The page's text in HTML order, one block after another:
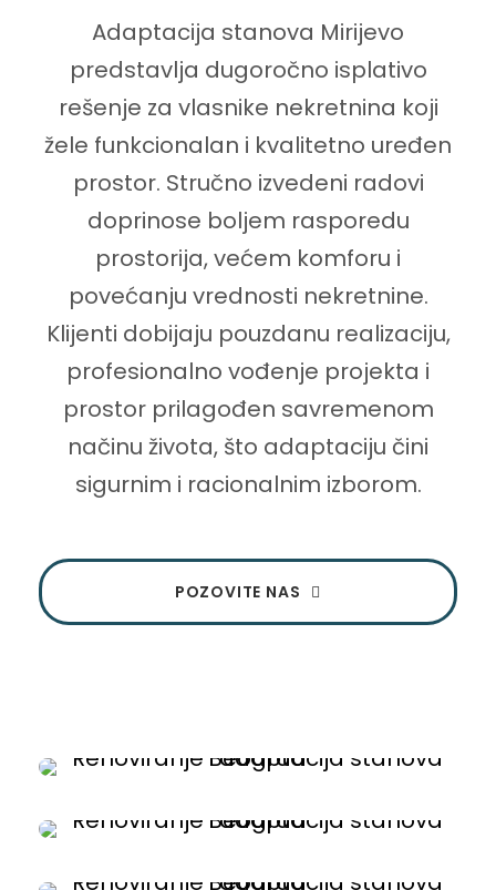
Adaptacija stanova Mirijevo
predstavlja dugoročno isplativo
rešenje za vlasnike nekretnina koji
žele funkcionalan i kvalitetno uređen
prostor. Stručno izvedeni radovi
doprinose boljem rasporedu
prostorija, većem komforu i
povećanju vrednosti nekretnine.
Klijenti dobijaju pouzdanu realizaciju,
profesionalno vođenje projekta i
prostor prilagođen savremenom
načinu života, što adaptaciju čini
sigurnim i racionalnim izborom.
POZOVITE NAS